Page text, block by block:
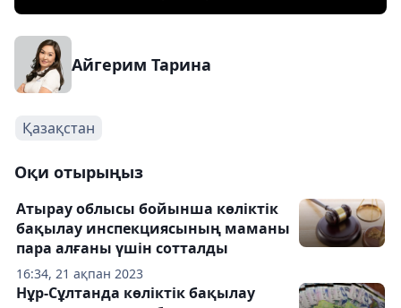
Айгерим Тарина
Қазақстан
Оқи отырыңыз
16:34, 21 ақпан 2023
Атырау облысы бойынша көліктік
бақылау инспекциясының маманы
пара алғаны үшін сотталды
Нұр-Сұлтанда көліктік бақылау